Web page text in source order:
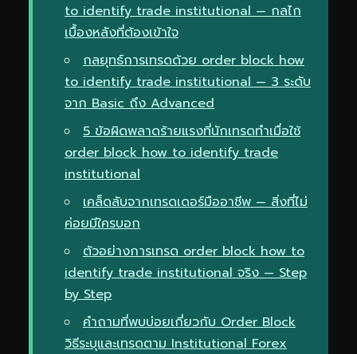
to identify trade institutional — กลไก
เบื้องหลังที่ต้องเข้าใจ
กลยุทธ์การเทรดด้วย order block how
to identify trade institutional — 3 ระดับ
จาก Basic ถึง Advanced
5 ข้อผิดพลาดร้ายแรงที่นักเทรดทำเมื่อใช้
order block how to identify trade
institutional
เคล็ดลับจากเทรดเดอร์มืออาชีพ — สิ่งที่ไม่
ค่อยมีใครบอก
ตัวอย่างการเทรด order block how to
identify trade institutional จริง — Step
by Step
คำถามที่พบบ่อยเกี่ยวกับ Order Block
วิธีระบุและเทรดตาม Institutional Forex